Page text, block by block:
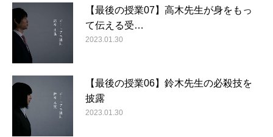
【最後の授業07】高木先生が身をもっ
て伝える受…
2023.01.30
【最後の授業06】鈴木先生の必殺技を
披露
2023.01.30